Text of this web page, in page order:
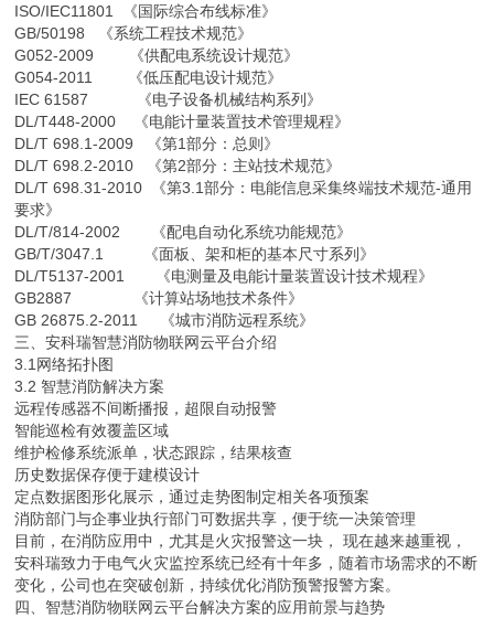
ISO/IEC11801 《国际综合布线标准》
GB/50198 《系统工程技术规范》
G052-2009 《供配电系统设计规范》
G054-2011 《低压配电设计规范》
IEC 61587 《电子设备机械结构系列》
DL/T448-2000 《电能计量装置技术管理规程》
DL/T 698.1-2009 《第1部分：总则》
DL/T 698.2-2010 《第2部分：主站技术规范》
DL/T 698.31-2010 《第3.1部分：电能信息采集终端技术规范-通用
要求》
DL/T/814-2002 《配电自动化系统功能规范》
GB/T/3047.1 《面板、架和柜的基本尺寸系列》
DL/T5137-2001 《电测量及电能计量装置设计技术规程》
GB2887 《计算站场地技术条件》
GB 26875.2-2011 《城市消防远程系统》
三、安科瑞智慧消防物联网云平台介绍
3.1网络拓扑图
3.2 智慧消防解决方案
远程传感器不间断播报，超限自动报警
智能巡检有效覆盖区域
维护检修系统派单，状态跟踪，结果核查
历史数据保存便于建模设计
定点数据图形化展示，通过走势图制定相关各项预案
消防部门与企事业执行部门可数据共享，便于统一决策管理
目前，在消防应用中，尤其是火灾报警这一块， 现在越来越重视，
安科瑞致力于电气火灾监控系统已经有十年多，随着市场需求的不断
变化，公司也在突破创新，持续优化消防预警报警方案。
四、智慧消防物联网云平台解决方案的应用前景与趋势